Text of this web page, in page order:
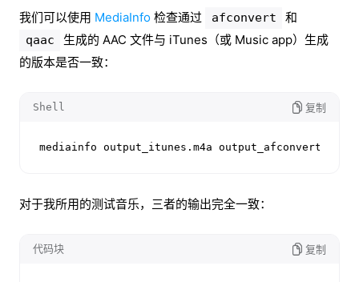
我们可以使用 MediaInfo 检查通过 afconvert 和
qaac
生成的 AAC 文件与 iTunes（或 Music app）生成
的版本是否一致：
Shell 复制
mediainfo output_itunes.m4a output_afconvert.m4a
对于我所用的测试音乐，三者的输出完全一致：
代码块 复制